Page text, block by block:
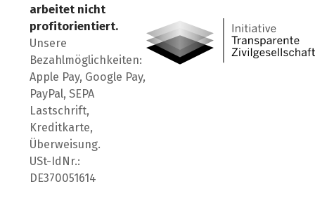
arbeitet nicht
profitorientiert.
Unsere
Bezahlmöglichkeiten:
Apple Pay, Google Pay,
PayPal, SEPA
Lastschrift,
Kreditkarte,
Überweisung.
USt-IdNr.:
DE370051614